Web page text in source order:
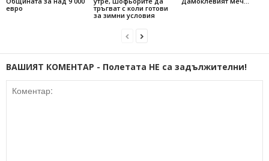
евро
тръгват с коли готови
за зимни условия
ВАШИЯТ КОМЕНТАР - Полетата НЕ са задължителни!